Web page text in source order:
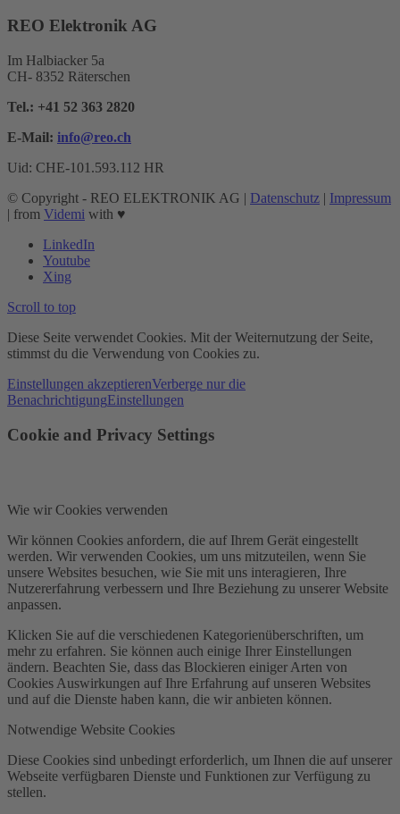
REO Elektronik AG
Im Halbiacker 5a
CH- 8352 Räterschen
Tel.: +41 52 363 2820
E-Mail: info@reo.ch
Uid: CHE-101.593.112 HR
© Copyright - REO ELEKTRONIK AG | Datenschutz | Impressum
| from Videmi with ♥︎
LinkedIn
Youtube
Xing
Scroll to top
Diese Seite verwendet Cookies. Mit der Weiternutzung der Seite,
stimmst du die Verwendung von Cookies zu.
Einstellungen akzeptierenVerberge nur die
BenachrichtigungEinstellungen
Cookie and Privacy Settings
Wie wir Cookies verwenden
Wir können Cookies anfordern, die auf Ihrem Gerät eingestellt
werden. Wir verwenden Cookies, um uns mitzuteilen, wenn Sie
unsere Websites besuchen, wie Sie mit uns interagieren, Ihre
Nutzererfahrung verbessern und Ihre Beziehung zu unserer Website
anpassen.
Klicken Sie auf die verschiedenen Kategorienüberschriften, um
mehr zu erfahren. Sie können auch einige Ihrer Einstellungen
ändern. Beachten Sie, dass das Blockieren einiger Arten von
Cookies Auswirkungen auf Ihre Erfahrung auf unseren Websites
und auf die Dienste haben kann, die wir anbieten können.
Notwendige Website Cookies
Diese Cookies sind unbedingt erforderlich, um Ihnen die auf unserer
Webseite verfügbaren Dienste und Funktionen zur Verfügung zu
stellen.